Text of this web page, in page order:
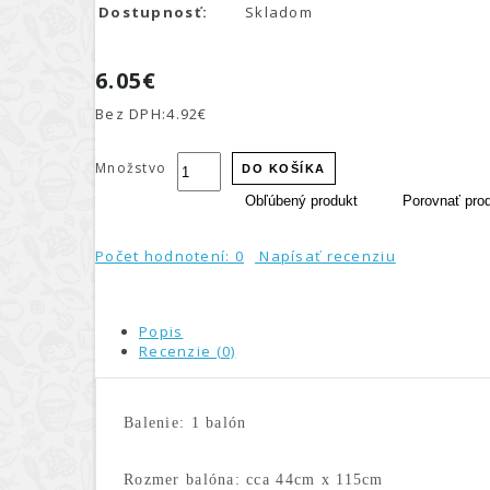
Dostupnosť: Skladom
6.05€
Bez DPH:4.92€
Množstvo DO KOŠÍKA
Obľúbený produkt Porovnať
Počet hodnotení: 0 Napísať recenziu
Popis
Recenzie (0)
Balenie: 1 balón
Rozmer balóna: cca 44cm x 115cm